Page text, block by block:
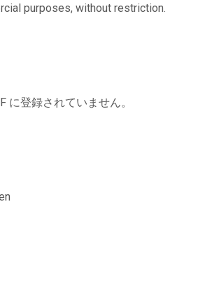
purposes, without restriction.
に登録されていません。